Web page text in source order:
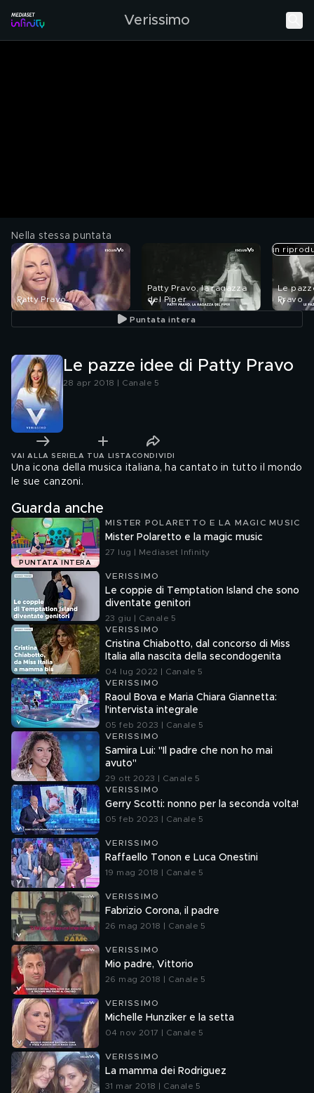
Verissimo
Nella stessa puntata
Patty Pravo
Patty Pravo, la ragazza
del Piper
in
Le
Pravo
Puntata intera
Le pazze idee di Patty Pravo
28 apr 2018 | Canale 5
VAI ALLA SERIE LA TUA LISTA CONDIVIDI
Una icona della musica italiana, ha cantato in tutto il mondo
le sue canzoni.
Guarda anche
PUNTATA INTERA
MISTER POLARETTO E LA MAGIC MUSIC
Mister Polaretto e la magic music
27 lug | Mediaset Infinity
VERISSIMO
Le coppie di Temptation Island che sono
diventate genitori
23 giu | Canale 5
VERISSIMO
Cristina Chiabotto, dal concorso di Miss
Italia alla nascita della secondogenita
04 lug 2022 | Canale 5
VERISSIMO
Raoul Bova e Maria Chiara Giannetta:
l'intervista integrale
05 feb 2023 | Canale 5
VERISSIMO
Samira Lui: "Il padre che non ho mai
avuto"
29 ott 2023 | Canale 5
VERISSIMO
Gerry Scotti: nonno per la seconda volta!
05 feb 2023 | Canale 5
VERISSIMO
Raffaello Tonon e Luca Onestini
19 mag 2018 | Canale 5
VERISSIMO
Fabrizio Corona, il padre
26 mag 2018 | Canale 5
VERISSIMO
Mio padre, Vittorio
26 mag 2018 | Canale 5
VERISSIMO
Michelle Hunziker e la setta
04 nov 2017 | Canale 5
VERISSIMO
La mamma dei Rodriguez
31 mar 2018 | Canale 5